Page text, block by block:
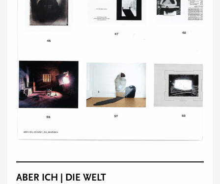
ABER ICH | DIE WELT